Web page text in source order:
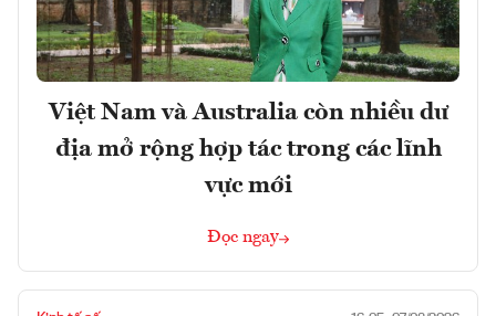
Việt Nam và Australia còn nhiều dư
địa mở rộng hợp tác trong các lĩnh
vực mới
Đọc ngay